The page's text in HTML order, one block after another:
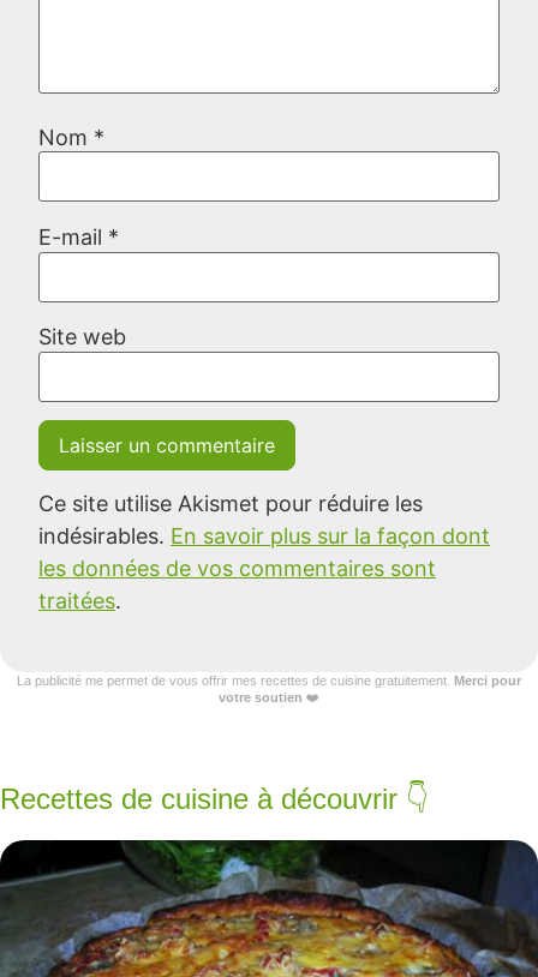
Nom *
E-mail *
Site web
Ce site utilise Akismet pour réduire les
indésirables. En savoir plus sur la façon dont
les données de vos commentaires sont
traitées.
La publicité me permet de vous offrir mes recettes de cuisine gratuitement. Merci pour
votre soutien ❤️
Recettes de cuisine à découvrir 👇